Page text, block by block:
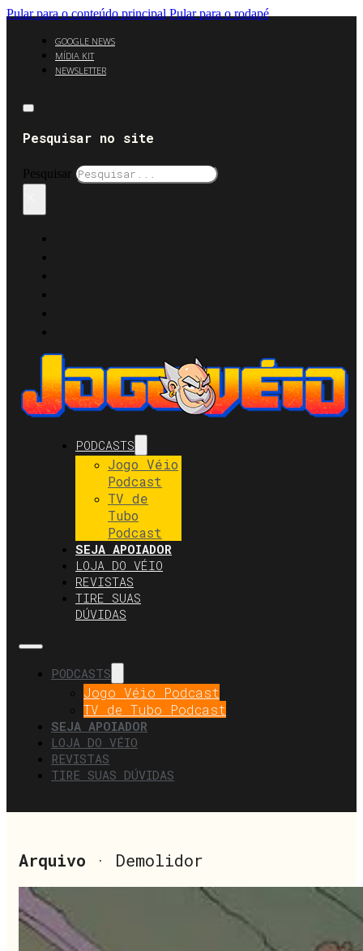
Pular para o conteúdo principal Pular para o rodapé
GOOGLE NEWS
MÍDIA KIT
NEWSLETTER
Pesquisar no site
Pesquisar
PODCASTS
Jogo Véio
Podcast
TV de
Tubo
Podcast
SEJA APOIADOR
LOJA DO VÉIO
REVISTAS
TIRE SUAS
DÚVIDAS
PODCASTS
Jogo Véio Podcast
TV de Tubo Podcast
SEJA APOIADOR
LOJA DO VÉIO
REVISTAS
TIRE SUAS DÚVIDAS
Arquivo · Demolidor